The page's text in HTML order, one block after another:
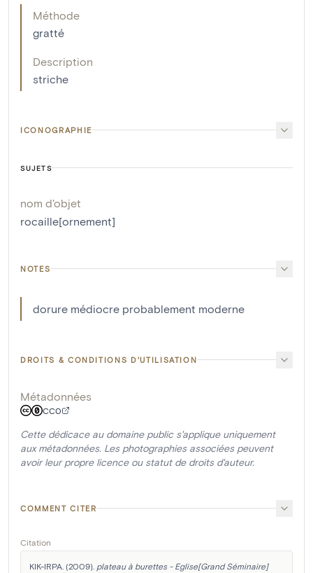
Méthode
gratté
Description
striche
ICONOGRAPHIE
SUJETS
nom d'objet
rocaille[ornement]
NOTES
dorure médiocre probablement moderne
DROITS & CONDITIONS D'UTILISATION
Métadonnées
CC0
Cette dédicace au domaine public s'applique uniquement
aux métadonnées. Les photographies associées peuvent
avoir leur propre licence ou statut de droits d'auteur.
COMMENT CITER
Citation
KIK-IRPA. (2009). plateau à burettes - Eglise[Grand Séminaire]